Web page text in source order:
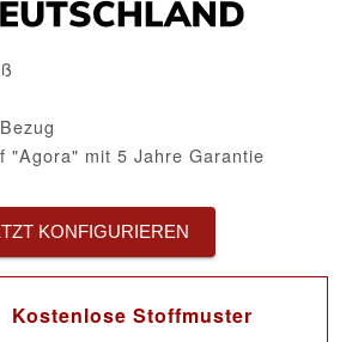
"Agora" mit 5 Jahre Garantie
KONFIGURIEREN
Kostenlose Stoffmuster